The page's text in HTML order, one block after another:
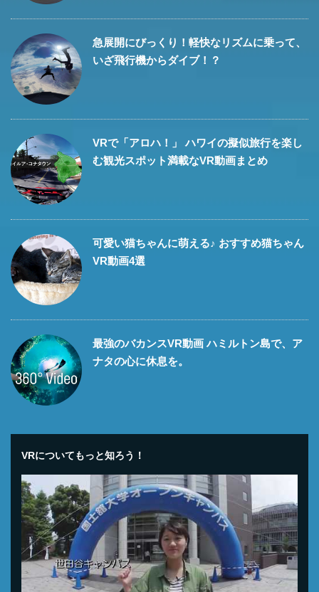
急展開にびっくり！軽快なリズムに乗って、
いざ飛行機からダイブ！？
VRで「アロハ！」 ハワイの擬似旅行を楽し
む観光スポット満載なVR動画まとめ
可愛い猫ちゃんに萌える♪ おすすめ猫ちゃん
VR動画4選
最強のバカンスVR動画 ハミルトン島で、ア
ナタの心に休息を。
VRについてもっと知ろう！